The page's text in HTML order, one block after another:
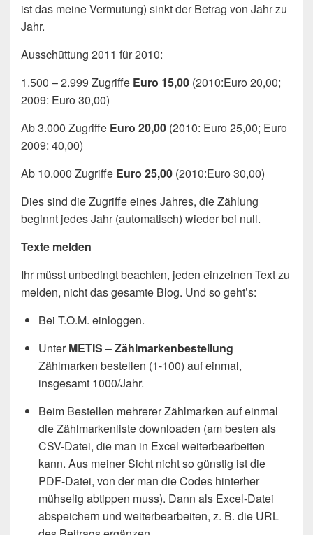
ist das meine Vermutung) sinkt der Betrag von Jahr zu
Jahr.
Ausschüttung 2011 für 2010:
1.500 – 2.999 Zugriffe Euro 15,00 (2010:Euro 20,00;
2009: Euro 30,00)
Ab 3.000 Zugriffe Euro 20,00 (2010: Euro 25,00; Euro
2009: 40,00)
Ab 10.000 Zugriffe Euro 25,00 (2010:Euro 30,00)
Dies sind die Zugriffe eines Jahres, die Zählung
beginnt jedes Jahr (automatisch) wieder bei null.
Texte melden
Ihr müsst unbedingt beachten, jeden einzelnen Text zu
melden, nicht das gesamte Blog. Und so geht’s:
Bei T.O.M. einloggen.
UnterMETIS –Zählmarkenbestellung
Zählmarken bestellen (1-100) auf einmal,
insgesamt 1000/Jahr.
Beim Bestellen mehrerer Zählmarken auf einmal
die Zählmarkenliste downloaden (am besten als
CSV-Datei, die man in Excel weiterbearbeiten
kann. Aus meiner Sicht nicht so günstig ist die
PDF-Datei, von der man die Codes hinterher
mühselig abtippen muss). Dann als Excel-Datei
abspeichern und weiterbearbeiten, z. B. die URL